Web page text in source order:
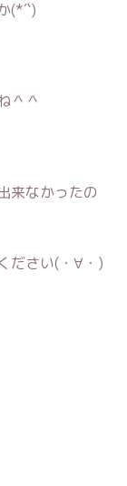
(*´`)
＾＾
来なかったの
ださい(・∀・)